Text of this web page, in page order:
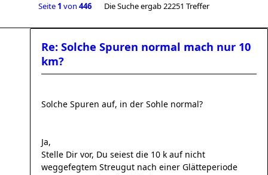
Seite 1 von 446 Die Suche ergab 22251 Treffer
Re: Solche Spuren normal mach nur 10
km?
Solche Spuren auf, in der Sohle normal?
Ja,
Stelle Dir vor, Du seiest die 10 k auf nicht
weggefegtem Streugut nach einer Glätteperiode